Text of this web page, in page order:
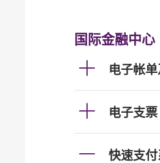
国际金融中心
电子帐单
电子支票
快速支